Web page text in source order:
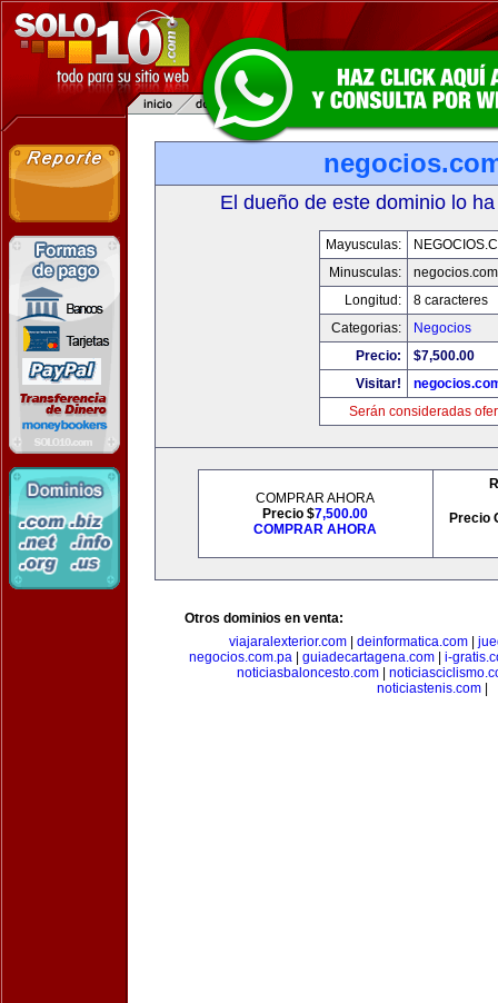
El dueño de este dominio lo
Mayusculas:
Minusculas:
Longitud:
8 caracteres
Categorias:
Negocios
Precio:
$7,500.00
Visitar!
Serán consideradas
COMPRAR AHORA
Precio $7,500.00
COMPRAR AHORA
Precio
Otros dominios en venta:
viajaralexterior.com| deinformatica.com|
negocios.com.pa| guiadecartagena.com| i-
noticiasbaloncesto.com
noticiastenis.com